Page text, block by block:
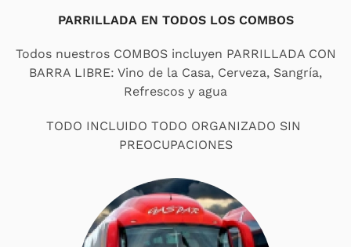
PARRILLADA EN TODOS LOS COMBOS
Todos nuestros COMBOS incluyen PARRILLADA CON
BARRA LIBRE: Vino de la Casa, Cerveza, Sangría,
Refrescos y agua
TODO INCLUIDO TODO ORGANIZADO SIN
PREOCUPACIONES